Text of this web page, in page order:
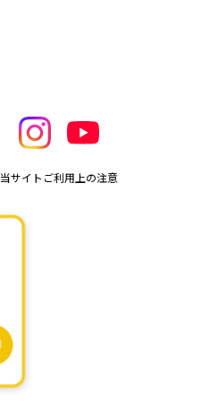
当サイトご利用上の注意